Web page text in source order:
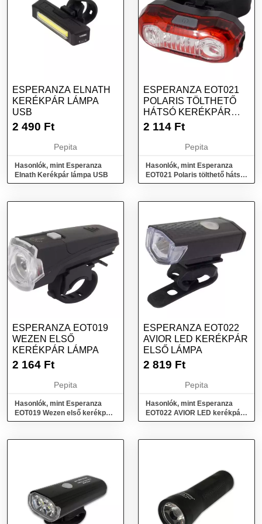
ESPERANZA ELNATH
KERÉKPÁR LÁMPA
USB
2 490 Ft
Pepita
Hasonlók, mint Esperanza
Elnath Kerékpár lámpa USB
ESPERANZA EOT021
POLARIS TÖLTHETŐ
HÁTSÓ KERÉKPÁR
LÁMPA
2 114 Ft
Pepita
Hasonlók, mint Esperanza
EOT021 Polaris tölthető hátsó
kerékpár lámpa
ESPERANZA EOT019
WEZEN ELSŐ
KERÉKPÁR LÁMPA
2 164 Ft
Pepita
Hasonlók, mint Esperanza
EOT019 Wezen első kerékpár
lámpa
ESPERANZA EOT022
AVIOR LED KERÉKPÁR
ELSŐ LÁMPA
2 819 Ft
Pepita
Hasonlók, mint Esperanza
EOT022 AVIOR LED kerékpár
első lámpa